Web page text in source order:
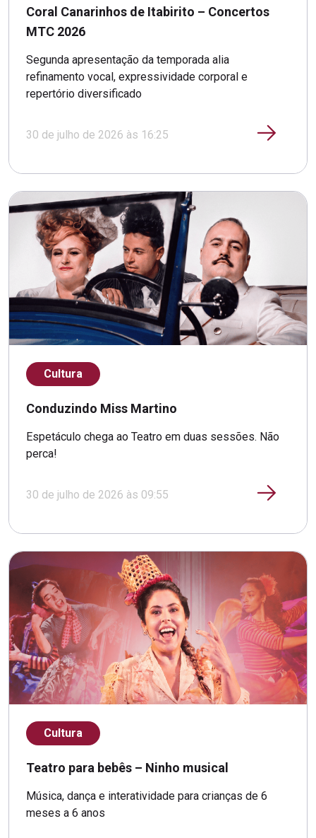
Coral Canarinhos de Itabirito – Concertos
MTC 2026
Segunda apresentação da temporada alia
refinamento vocal, expressividade corporal e
repertório diversificado
30 de julho de 2026 às 16:25
Cultura
Conduzindo Miss Martino
Espetáculo chega ao Teatro em duas sessões. Não
perca!
30 de julho de 2026 às 09:55
Cultura
Teatro para bebês – Ninho musical
Música, dança e interatividade para crianças de 6
meses a 6 anos